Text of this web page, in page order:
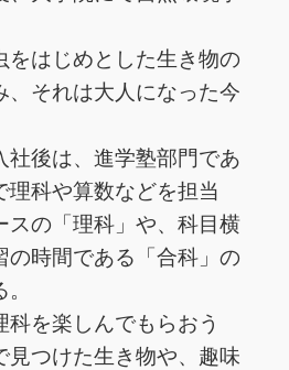
をはじめとした生き物の
、それは大人になった今
社後は、進学塾部門であ
理科や算数などを担当
スの「理科」や、科目横
の時間である「合科」の
を楽しんでもらおう
見つけた生き物や、趣味